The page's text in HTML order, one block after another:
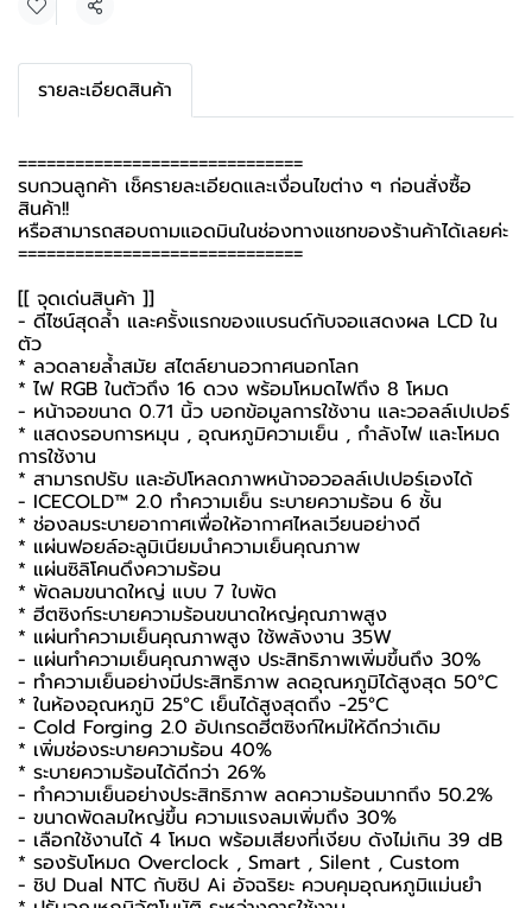
Share
รายละเอียดสินค้า
==============================
รบกวนลูกค้า เช็ครายละเอียดและเงื่อนไขต่าง ๆ ก่อนสั่งซื้อ
สินค้า!!
หรือสามารถสอบถามแอดมินในช่องทางแชทของร้านค้าได้เลยค่ะ
==============================
[[ จุดเด่นสินค้า ]]
- ดีไซน์สุดล้ำ และครั้งแรกของแบรนด์กับจอแสดงผล LCD ใน
ตัว
* ลวดลายล้ำสมัย สไตล์ยานอวกาศนอกโลก
* ไฟ RGB ในตัวถึง 16 ดวง พร้อมโหมดไฟถึง 8 โหมด
- หน้าจอขนาด 0.71 นิ้ว บอกข้อมูลการใช้งาน และวอลล์เปเปอร์
* แสดงรอบการหมุน , อุณหภูมิความเย็น , กำลังไฟ และโหมด
การใช้งาน
* สามารถปรับ และอัปโหลดภาพหน้าจอวอลล์เปเปอร์เองได้
- ICECOLD™ 2.0 ทำความเย็น ระบายความร้อน 6 ชั้น
* ช่องลมระบายอากาศเพื่อให้อากาศไหลเวียนอย่างดี
* แผ่นฟอยล์อะลูมิเนียมนำความเย็นคุณภาพ
* แผ่นซิลิโคนดึงความร้อน
* พัดลมขนาดใหญ่ แบบ 7 ใบพัด
* ฮีตซิงก์ระบายความร้อนขนาดใหญ่คุณภาพสูง
* แผ่นทำความเย็นคุณภาพสูง ใช้พลังงาน 35W
- แผ่นทำความเย็นคุณภาพสูง ประสิทธิภาพเพิ่มขึ้นถึง 30%
- ทำความเย็นอย่างมีประสิทธิภาพ ลดอุณหภูมิได้สูงสุด 50°C
* ในห้องอุณหภูมิ 25°C เย็นได้สูงสุดถึง -25°C
- Cold Forging 2.0 อัปเกรดฮีตซิงก์ใหม่ให้ดีกว่าเดิม
* เพิ่มช่องระบายความร้อน 40%
* ระบายความร้อนได้ดีกว่า 26%
- ทำความเย็นอย่างประสิทธิภาพ ลดความร้อนมากถึง 50.2%
- ขนาดพัดลมใหญ่ขึ้น ความแรงลมเพิ่มถึง 30%
- เลือกใช้งานได้ 4 โหมด พร้อมเสียงที่เงียบ ดังไม่เกิน 39 dB
* รองรับโหมด Overclock , Smart , Silent , Custom
- ชิป Dual NTC กับชิป Ai อัจฉริยะ ควบคุมอุณหภูมิแม่นยำ